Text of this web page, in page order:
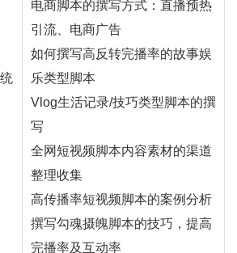
电商脚本的撰写方式： 直播预热
引流、电商广告
如何撰写高反转完播率的故事娱
乐类型脚本
Vlog生活记录/技巧类型脚本的撰
写
全网短视频脚本内容素材的渠道
整理收集
高传播率短视频脚本的案例分析
撰写勾魂摄魄脚本的技巧，提高
完播率及互动率